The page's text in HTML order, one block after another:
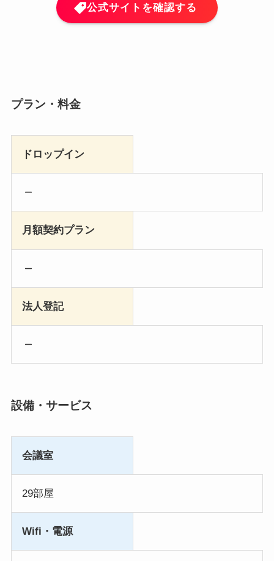
公式サイトを確認する
プラン・料金
ドロップイン
月額契約プラン
法人登記
設備・サービス
会議室
29部屋
Wifi・電源